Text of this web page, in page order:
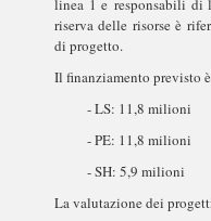
riserva delle risorse è
di progetto.
Il finanziamento previsto
- LS: 11,8 milioni
- PE: 11,8 milioni
- SH: 5,9 milioni
La valutazione dei